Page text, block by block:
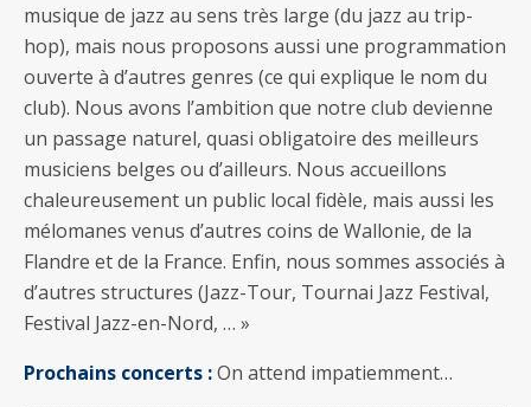
musique de jazz au sens très large (du jazz au trip-
hop), mais nous proposons aussi une programmation
ouverte à d’autres genres (ce qui explique le nom du
club). Nous avons l’ambition que notre club devienne
un passage naturel, quasi obligatoire des meilleurs
musiciens belges ou d’ailleurs. Nous accueillons
chaleureusement un public local fidèle, mais aussi les
mélomanes venus d’autres coins de Wallonie, de la
Flandre et de la France. Enfin, nous sommes associés à
d’autres structures (Jazz-Tour, Tournai Jazz Festival,
Festival Jazz-en-Nord, … »
Prochains concerts :On attend impatiemment…